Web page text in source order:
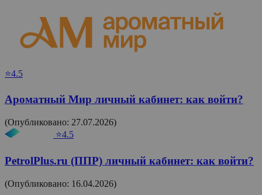
⭐4.5
Ароматный Мир личный кабинет: как войти?
(Опубликовано: 27.07.2026)
⭐4.5
PetrolPlus.ru (ППР) личный кабинет: как войти?
(Опубликовано: 16.04.2026)